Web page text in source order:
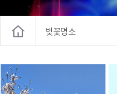
벚꽃명소